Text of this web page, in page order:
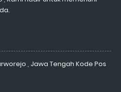
, Jawa Tengah Kode Pos